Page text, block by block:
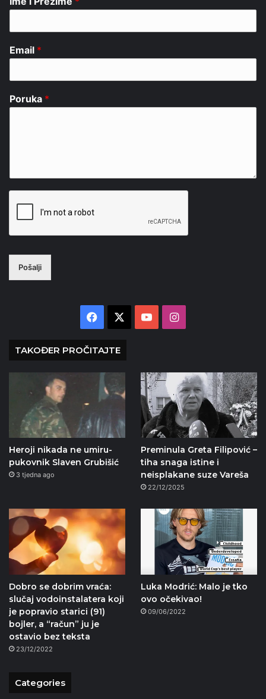
Email *
Poruka *
Pošalji
Facebook YouTubeInstagram
TAKOĐER PROČITAJTE
Heroji nikada ne umiru-
pukovnik Slaven Grubišić
3 tjedna ago
Preminula Greta Filipović –
tiha snaga istine i
neisplakane suze Vareša
22/12/2025
Dobro se dobrim vraća:
slučaj vodoinstalatera koji
je popravio starici (91)
bojler, a “račun” ju je
ostavio bez teksta
23/12/2022
Luka Modrić: Malo je tko
ovo očekivao!
09/06/2022
Categories